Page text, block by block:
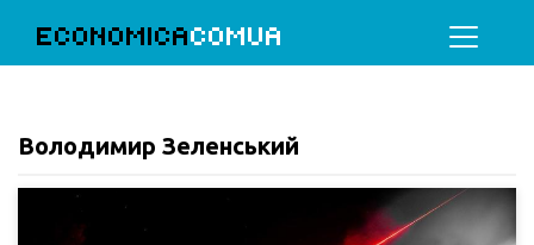
ECONOMICACOMUA
Володимир Зеленський